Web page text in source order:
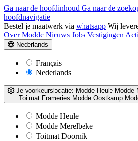
Ga naar de hoofdinhoud Ga naar de
hoofdnavigatie
Bestel je maatwerk via whatsapp Wij
Over Modde Nieuws Jobs Vestigingen
Nederlands
Français
Nederlands
Je voorkeurslocatie: Modde Heule Modde
Toitmat Frameries Modde Oostkamp
Modde Heule
Modde Merelbeke
Toitmat Doornik